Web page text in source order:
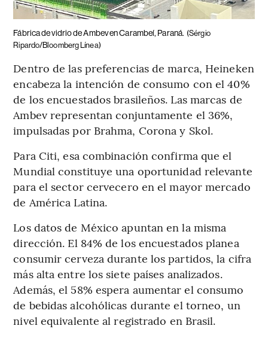
Fábrica de vidrio de Ambev en Carambeí, Paraná. (Sérgio
Ripardo/Bloomberg Línea)
Dentro de las preferencias de marca, Heineken
encabeza la intención de consumo con el 40%
de los encuestados brasileños. Las marcas de
Ambev representan conjuntamente el 36%,
impulsadas por Brahma, Corona y Skol.
Para Citi, esa combinación confirma que el
Mundial constituye una oportunidad relevante
para el sector cervecero en el mayor mercado
de América Latina.
Los datos de México apuntan en la misma
dirección. El 84% de los encuestados planea
consumir cerveza durante los partidos, la cifra
más alta entre los siete países analizados.
Además, el 58% espera aumentar el consumo
de bebidas alcohólicas durante el torneo, un
nivel equivalente al registrado en Brasil.